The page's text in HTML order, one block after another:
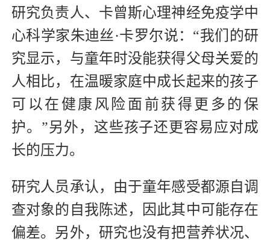
研究负责人、卡曾斯心理神经免疫学中
心科学家朱迪丝·卡罗尔说：“我们的研
究显示，与童年时没能获得父母关爱的
人相比，在温暖家庭中成长起来的孩子
可以在健康风险面前获得更多的保
护。”另外，这些孩子还更容易应对成
长的压力。
研究人员承认，由于童年感受都源自调
查对象的自我陈述，因此其中可能存在
偏差。另外，研究也没有把营养状况、